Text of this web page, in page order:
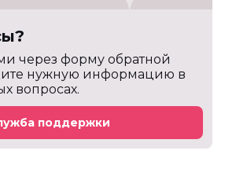
через форму обратной
нужную информацию в
вопросах.
поддержки